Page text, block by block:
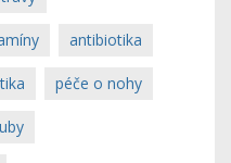
antibiotika
péče o nohy